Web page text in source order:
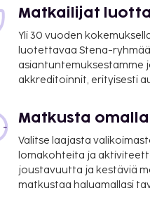
Matkailijat
Yli 30 vuoden
luotettavaa Stena-
asiantuntemuksestamme
akkreditoinnit, erityisesti
Matkusta
Valitse laajasta
lomakohteita ja
joustavuutta ja kestäviä
matkustaa haluamallasi